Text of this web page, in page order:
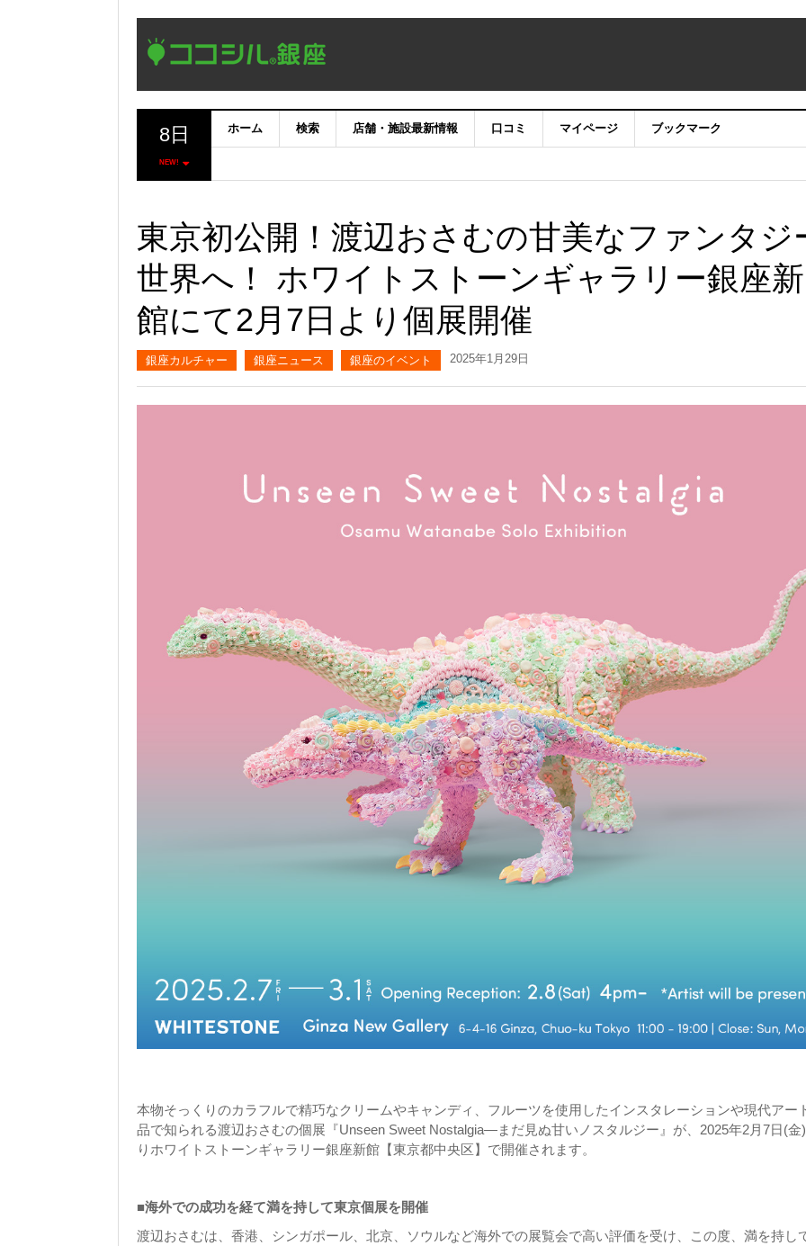
8日
NEW!
ホーム 検索 店舗・施設最新情報 口コミ マイページ ブックマーク
東京初公開！渡辺おさむの甘美なファンタジ
世界へ！ ホワイトストーンギャラリー銀座新
館にて2月7日より個展開催
銀座カルチャー 銀座ニュース 銀座のイベント 2025年1月29日
本物そっくりのカラフルで精巧なクリームやキャンディ、フルーツを使用したインスタレーションや現代アー
品で知られる渡辺おさむの個展『Unseen Sweet Nostalgia―まだ見ぬ甘いノスタルジー』が、2025年2月7日(金
りホワイトストーンギャラリー銀座新館【東京都中央区】で開催されます。
■海外での成功を経て満を持して東京個展を開催
渡辺おさむは、香港、シンガポール、北京、ソウルなど海外での展覧会で高い評価を受け、この度、満を持し